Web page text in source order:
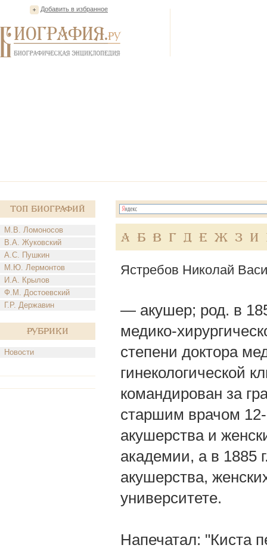
Добавить в избранное
Топ Биографий
М.В. Ломоносов
В.А. Жуковский
А.С. Пушкин
М.Ю. Лермонтов
И.А. Крылов
Ф.М. Достоевский
Г.Р. Державин
Рубрики
Новости
А Б В Г Д Е Ж З И
Ястребов Николай
— акушер; род. в
медико-
степени доктора
гинекологической
командирован за
старшим врачом 12-
акушерства и
академии, а в 1885
акушерства,
университете.
Напечатал: "Киста